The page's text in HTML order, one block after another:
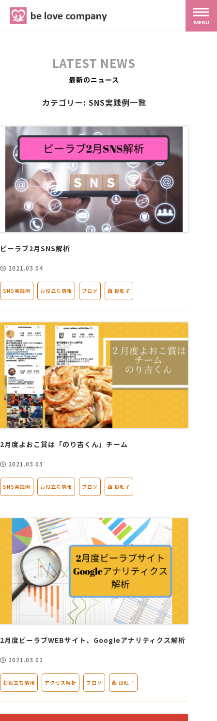
MENU
MG研修
スタッフ紹介
最新ブログ
アクセス
採用情報
お問い合わせ
LATEST NEWS
最新のニュース
カテゴリー: SNS実践例一覧
ビーラブ2月SNS解析
2021.03.04
SNS実践例 お役立ち情報 ブログ 西 良旺子
2月度よおこ賞は「のり吉くん」チーム
2021.03.03
SNS実践例 お役立ち情報 ブログ 西 良旺子
2月度ビーラブWEBサイト、Googleアナリティクス解析
2021.03.02
お役立ち情報 アクセス解析 ブログ 西 良旺子